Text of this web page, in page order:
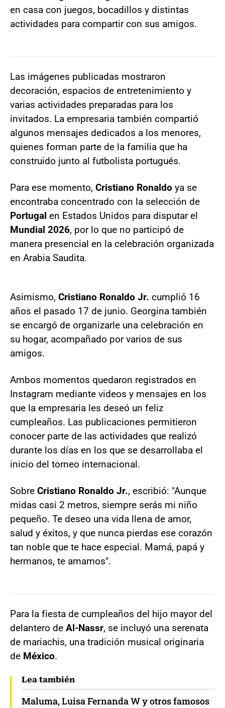
en casa con juegos, bocadillos y distintas
actividades para compartir con sus amigos.
Las imágenes publicadas mostraron
decoración, espacios de entretenimiento y
varias actividades preparadas para los
invitados. La empresaria también compartió
algunos mensajes dedicados a los menores,
quienes forman parte de la familia que ha
construido junto al futbolista portugués.
Para ese momento, Cristiano Ronaldo ya se
encontraba concentrado con la selección de
Portugal en Estados Unidos para disputar el
Mundial 2026, por lo que no participó de
manera presencial en la celebración organizada
en Arabia Saudita.
Asimismo, Cristiano Ronaldo Jr. cumplió 16
años el pasado 17 de junio. Georgina también
se encargó de organizarle una celebración en
su hogar, acompañado por varios de sus
amigos.
Ambos momentos quedaron registrados en
Instagram mediante videos y mensajes en los
que la empresaria les deseó un feliz
cumpleaños. Las publicaciones permitieron
conocer parte de las actividades que realizó
durante los días en los que se desarrollaba el
inicio del torneo internacional.
Sobre Cristiano Ronaldo Jr., escribió: "Aunque
midas casi 2 metros, siempre serás mi niño
pequeño. Te deseo una vida llena de amor,
salud y éxitos, y que nunca pierdas ese corazón
tan noble que te hace especial. Mamá, papá y
hermanos, te amamos".
Para la fiesta de cumpleaños del hijo mayor del
delantero de Al-Nassr, se incluyó una serenata
de mariachis, una tradición musical originaria
de México.
Lea también
Maluma, Luisa Fernanda W y otros famosos